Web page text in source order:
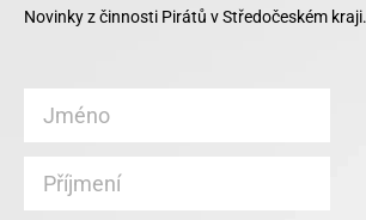
Novinky z činnosti Pirátů v Středočeském kraji.